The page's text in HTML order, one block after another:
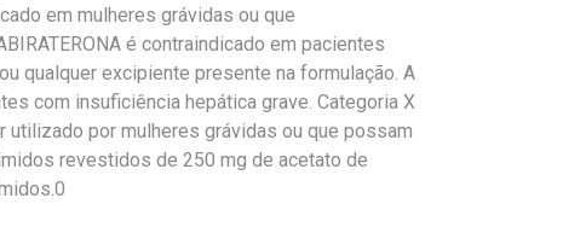
em mulheres grávidas ou que
é contraindicado em pacientes
qualquer excipiente presente na formulação. A
com insuficiência hepática grave. Categoria X
utilizado por mulheres grávidas ou que possam
revestidos de 250 mg de acetato de